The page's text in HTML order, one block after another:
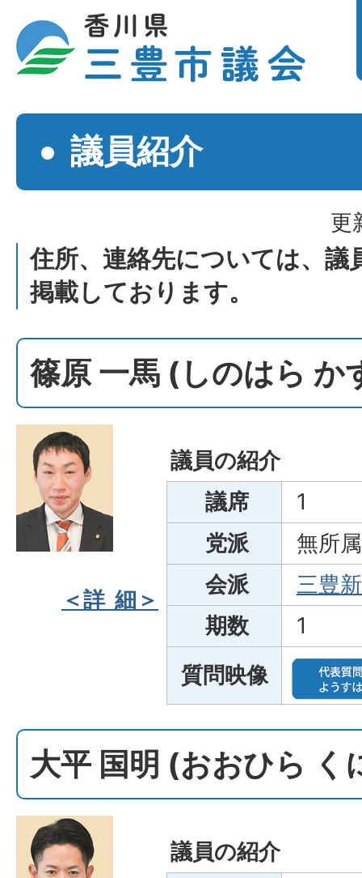
議員紹介
更
住所、連絡先については、議
掲載しております。
篠原 一馬 (しのはら か
＜詳 細＞
議員の紹介
議席
1
党派
無所属
会派
三豊
期数
1
質問映像
大平 国明 (おおひら く
議員の紹介